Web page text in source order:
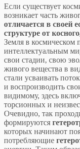
Если существует
возникает часть
отличается в своей
структуре от
Земля в космическом
интеллектуальным
свои стадии, свою
живого вещества в
стали усваивать
и воспроизводить
видимому, здесь
торсионных и
Очевидно, так
формируются
которых начинают
потребляющие